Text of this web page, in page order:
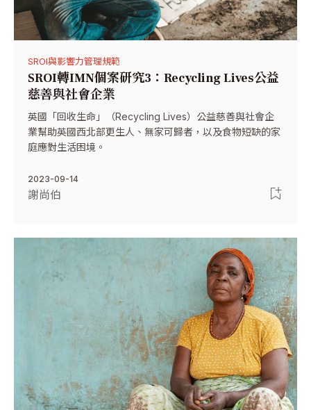
SROI與影響力管理規範
SROI轉IMN個案研究3：Recycling Lives公益
慈善與社會企業
英國「回收生命」（Recycling Lives）公益慈善與社會企
業幫助英國西北部更生人、無家可歸者，以及食物短缺的家
庭應對生活困境。
2023-09-14
謝尚伯